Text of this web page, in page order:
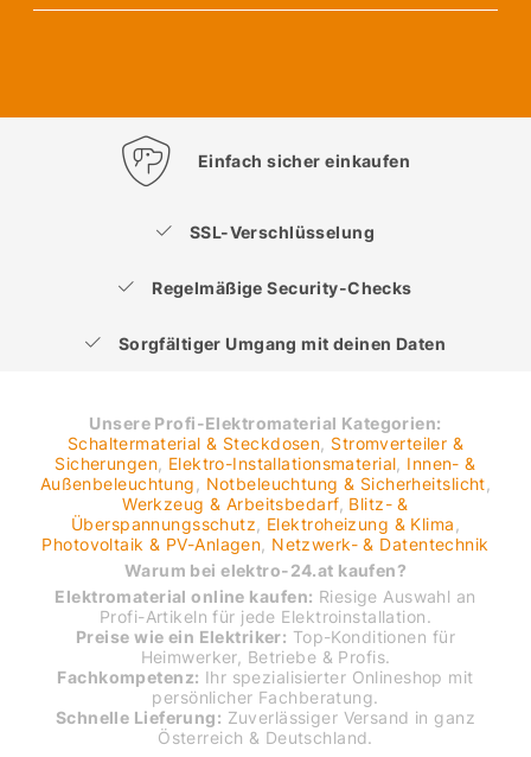
Einfach sicher einkaufen
SSL-Verschlüsselung
Regelmäßige Security-Checks
Sorgfältiger Umgang mit deinen Daten
Unsere Profi-Elektromaterial Kategorien:
Schaltermaterial & Steckdosen Stromverteiler &
Sicherungen Elektro-Installationsmaterial Innen- &
Außenbeleuchtung
Notbeleuchtung & Sicherheitslicht
Werkzeug & Arbeitsbedarf, Blitz- &
Überspannungsschutz
Elektroheizung & Klima
Photovoltaik & PV-Anlagen Netzwerk- & Datentechnik
Warum bei elektro-24.at kaufen?
Elektromaterial online kaufen: Riesige Auswahl an
Profi-Artikeln für jede Elektroinstallation.
Preise wie ein Elektriker: Top-Konditionen für
Heimwerker, Betriebe & Profis.
Fachkompetenz: Ihr spezialisierter Onlineshop mit
persönlicher Fachberatung.
Schnelle Lieferung: Zuverlässiger Versand in ganz
Österreich & Deutschland.